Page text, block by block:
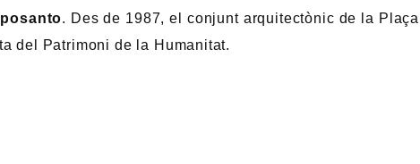
. Des de 1987, el conjunt arquitectònic de la Plaça
del Patrimoni de la Humanitat.